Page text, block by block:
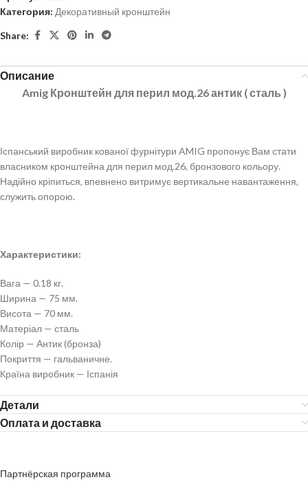
Категория: Декоративный кронштейн
Share:
Описание
Amig Кронштейн для перил мод.26 антик ( сталь )
Іспанський виробник кованої фурнітури AMIG пропонує Вам стати
власником кронштейна для перил мод.26, бронзового кольору.
Надійно кріпиться, впевнено витримує вертикальне навантаження,
служить опорою.
Характеристики:
Вага — 0.18 кг.
Ширина — 75 мм.
Висота — 70 мм.
Матеріал — сталь
Колір — Антик (бронза)
Покриття — гальваничне.
Країна виробник — Іспанія
Детали
Оплата и доставка
Партнёрская программа